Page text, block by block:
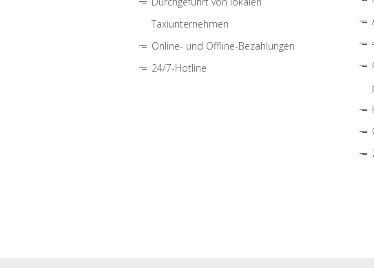
Taxiunternehmen
Online- und Offline-Bezahlungen
24/7-Hotline